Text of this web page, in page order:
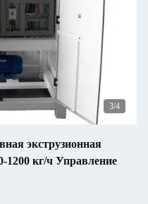
4/4
экструзионная
кг/ч Управление